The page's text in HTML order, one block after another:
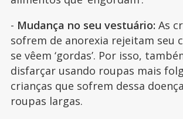
- Mudança no seu vestuário: As
sofrem de anorexia rejeitam seu
se vêem ‘gordas’. Por isso,
disfarçar usando roupas mais
crianças que sofrem dessa
roupas largas.